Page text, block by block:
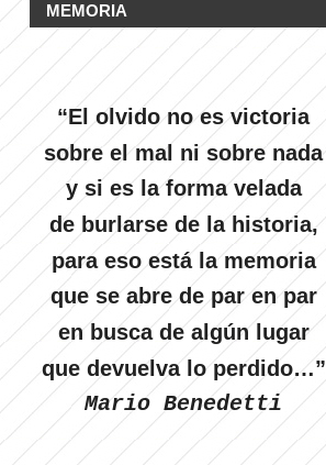
MEMORIA
“El olvido no es victoria
sobre el mal ni sobre nada
y si es la forma velada
de burlarse de la historia,
para eso está la memoria
que se abre de par en par
en busca de algún lugar
que devuelva lo perdido…”
Mario Benedetti